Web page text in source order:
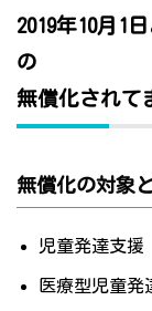
2019年10月1
の
無償化されて
無償化の対象
児童発達支援
医療型児童発